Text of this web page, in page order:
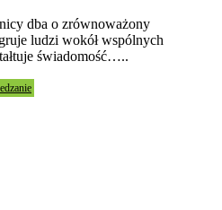
dba o zrównoważony
ludzi wokół wspólnych
świadomość…..